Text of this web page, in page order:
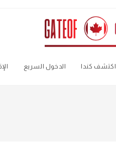
اكتشف كندا الدخول السريع